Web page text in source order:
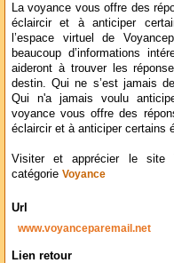
La voyance vous offre des
éclaircir et à anticiper
l’espace virtuel de
beaucoup d’informations
aideront à trouver les
destin. Qui ne s’est jamais
Qui n'a jamais voulu
voyance vous offre des
éclaircir et à anticiper certains
Visiter et apprécier le site
catégorie Voyance
Url
www.voyanceparemail.net
Lien retour